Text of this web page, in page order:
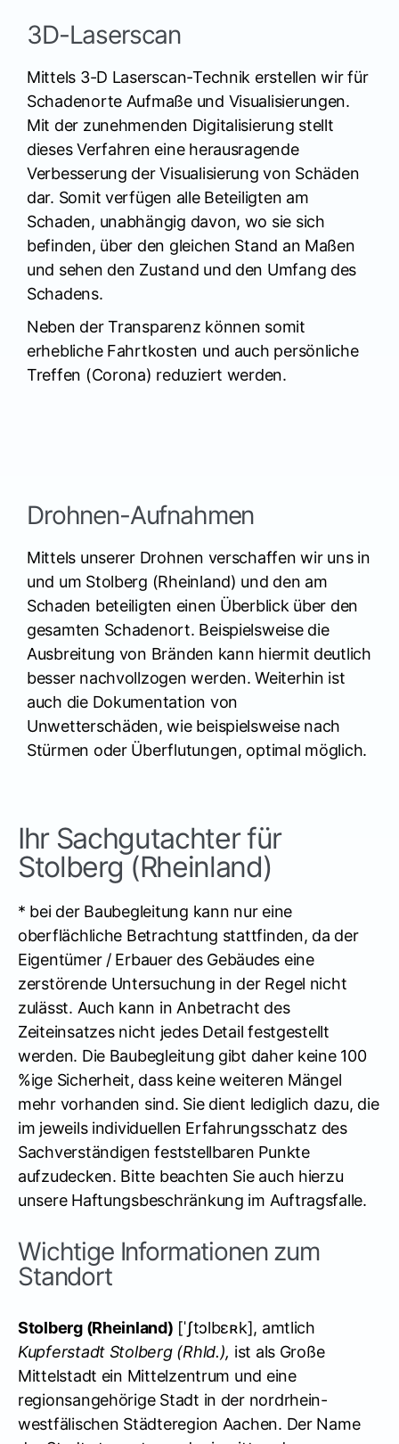
3D-Laserscan
Mittels 3-D Laserscan-Technik erstellen wir für
Schadenorte Aufmaße und Visualisierungen.
Mit der zunehmenden Digitalisierung stellt
dieses Verfahren eine herausragende
Verbesserung der Visualisierung von Schäden
dar. Somit verfügen alle Beteiligten am
Schaden, unabhängig davon, wo sie sich
befinden, über den gleichen Stand an Maßen
und sehen den Zustand und den Umfang des
Schadens.
Neben der Transparenz können somit
erhebliche Fahrtkosten und auch persönliche
Treffen (Corona) reduziert werden.
Drohnen-Aufnahmen
Mittels unserer Drohnen verschaffen wir uns in
und um Stolberg (Rheinland) und den am
Schaden beteiligten einen Überblick über den
gesamten Schadenort. Beispielsweise die
Ausbreitung von Bränden kann hiermit deutlich
besser nachvollzogen werden. Weiterhin ist
auch die Dokumentation von
Unwetterschäden, wie beispielsweise nach
Stürmen oder Überflutungen, optimal möglich.
Ihr Sachgutachter für
Stolberg (Rheinland)
* bei der Baubegleitung kann nur eine
oberflächliche Betrachtung stattfinden, da der
Eigentümer / Erbauer des Gebäudes eine
zerstörende Untersuchung in der Regel nicht
zulässt. Auch kann in Anbetracht des
Zeiteinsatzes nicht jedes Detail festgestellt
werden. Die Baubegleitung gibt daher keine 100
%ige Sicherheit, dass keine weiteren Mängel
mehr vorhanden sind. Sie dient lediglich dazu, die
im jeweils individuellen Erfahrungsschatz des
Sachverständigen feststellbaren Punkte
aufzudecken. Bitte beachten Sie auch hierzu
unsere Haftungsbeschränkung im Auftragsfalle.
Wichtige Informationen zum
Standort
Stolberg (Rheinland) [ˈʃtɔlbɛʀk], amtlich
Kupferstadt Stolberg (Rhld.), ist als Große
Mittelstadt ein Mittelzentrum und eine
regionsangehörige Stadt in der nordrhein-
westfälischen Städteregion Aachen. Der Name